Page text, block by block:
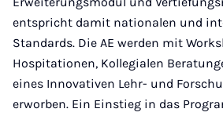
entspricht damit nationalen und
Standards. Die AE werden mit
Hospitationen, Kollegialen
eines Innovativen Lehr- und
erworben. Ein Einstieg in das